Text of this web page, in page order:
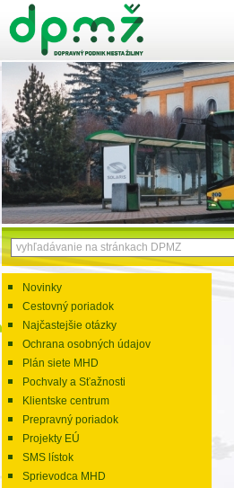
Novinky
Cestovný poriadok
Najčastejšie otázky
Ochrana osobných údajov
Plán siete MHD
Pochvaly a Sťažnosti
Klientske centrum
Prepravný poriadok
Projekty EÚ
SMS lístok
Sprievodca MHD